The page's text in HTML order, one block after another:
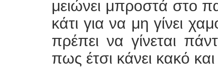
μειώνει μπροστά στο
κάτι για να μη γίνει
πρέπει να γίνεται
πως έτσι κάνει κακό